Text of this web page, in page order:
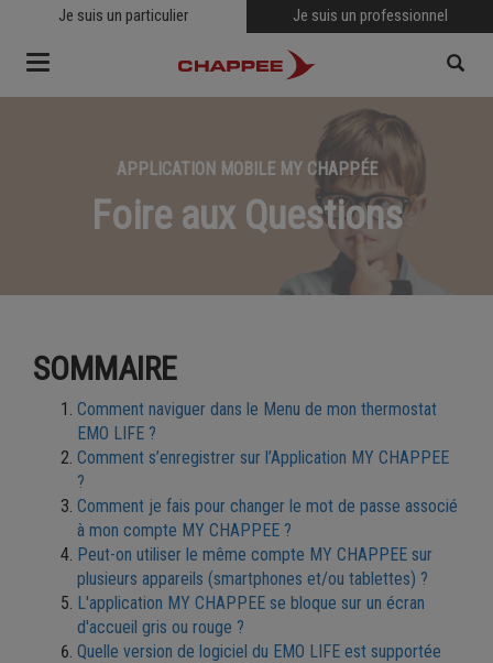
Je suis un particulier Je suis un professionnel
Toggle
APPLICATION MOBILE MY CHAPPÉE
Foire aux Questions
SOMMAIRE
Comment naviguer dans le Menu de mon thermostat
EMO LIFE ?
Comment s’enregistrer sur l’Application MY CHAPPEE
?
Comment je fais pour changer le mot de passe associé
à mon compte MY CHAPPEE ?
Peut-on utiliser le même compte MY CHAPPEE sur
plusieurs appareils (smartphones et/ou tablettes) ?
L'application MY CHAPPEE se bloque sur un écran
d'accueil gris ou rouge ?
Quelle version de logiciel du EMO LIFE est supportée